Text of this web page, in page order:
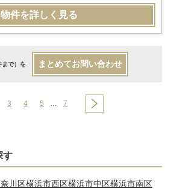
物件を詳しく見る
まで）を まとめてお問い合わせ
3 4 5 … 7
す
川区横浜市西区横浜市中区横浜市南区